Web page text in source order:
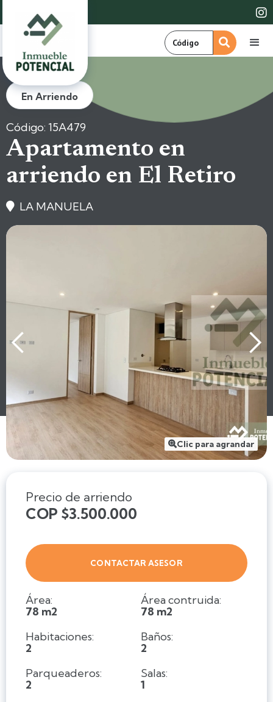

En Arriendo
Código: 15A479
Apartamento en
arriendo en El Retiro
 LA MANUELA
Clic para agrandar
Precio de arriendo
COP $3.500.000
CONTACTAR ASESOR
Área:
78 m2
Área contruida:
78 m2
Habitaciones:
2
Baños:
2
Parqueaderos:
2
Salas:
1